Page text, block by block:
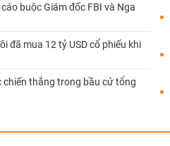
buộc Giám đốc FBI và Nga
đã mua 12 tỷ USD cổ phiếu khi
chiến thắng trong bầu cử tổng